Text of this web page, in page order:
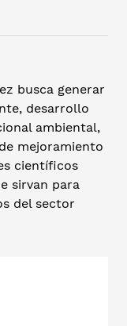
busca generar
desarrollo
ambiental,
mejoramiento
científicos
sirvan para
del sector